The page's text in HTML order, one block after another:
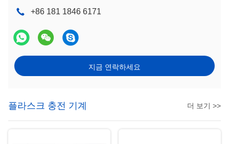
+86 181 1846 6171
지금 연락하세요
플라스크 충전 기계 더 보기 >>